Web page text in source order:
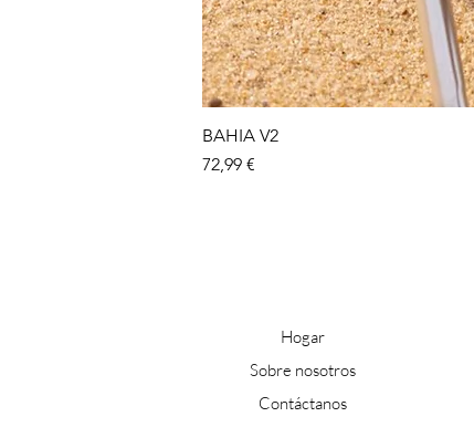
BAHIA V2
Precio
72,99 €
Hogar
Sobre nosotros
Contáctanos